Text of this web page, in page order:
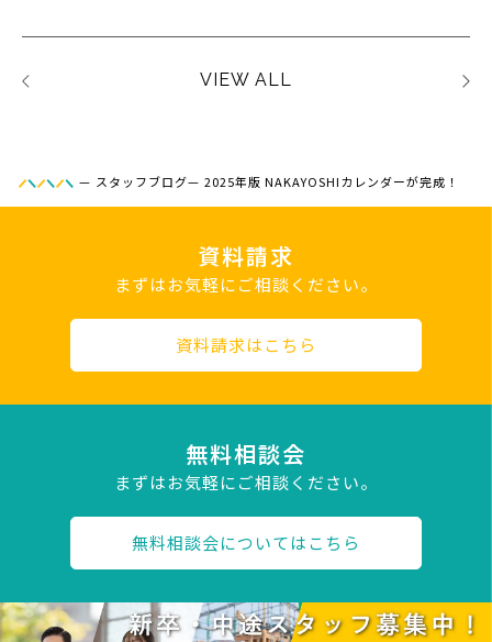
VIEW ALL
— スタッフブログ— 2025年版 NAKAYOSHIカレンダーが完成！
資料請求
まずはお気軽にご相談ください。
資料請求はこちら
無料相談会
まずはお気軽にご相談ください。
無料相談会についてはこちら